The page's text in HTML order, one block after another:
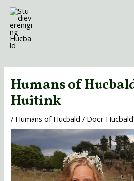
naar
inhoud
Humans of
Huitink
/ Humans of Hucbald / Door Hucbald